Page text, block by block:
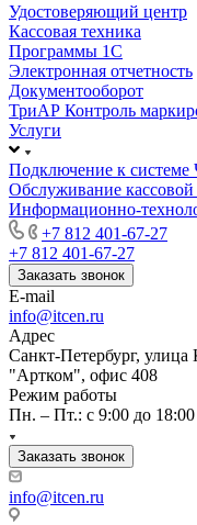
Удостоверяющий центр
Кассовая техника
Программы 1С
Электронная отчетность
Документооборот
ТриАР Контроль
Услуги
Подключение к системе
Обслуживание кассовой
Информационно-
+7 812 401-67-27
+7 812 401-67-27
Заказать звонок
E-mail
info@itcen.ru
Адрес
Санкт-Петербург,
"Артком", офис 408
Режим работы
Пн. – Пт.: с 9:00 до 18:00
Заказать звонок
info@itcen.ru